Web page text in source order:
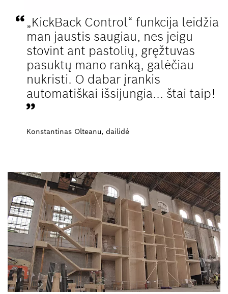
„KickBack Control“ funkcija leidžia
man jaustis saugiau, nes jeigu
stovint ant pastolių, gręžtuvas
pasuktų mano ranką, galėčiau
nukristi. O dabar įrankis
automatiškai išsijungia... štai taip!
Konstantinas Olteanu, dailidė